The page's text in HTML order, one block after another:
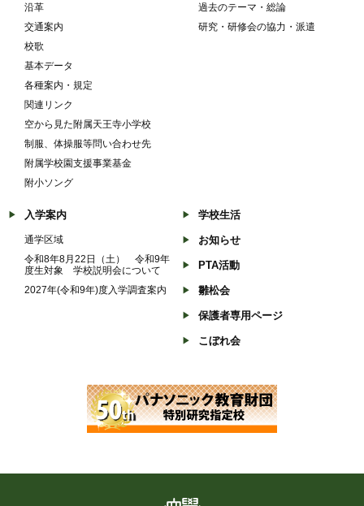
沿革
交通案内
校歌
基本データ
各種案内・規定
関連リンク
空から見た附属天王寺小学校
制服、体操服等問い合わせ先
附属学校園支援事業基金
附小ソング
過去のテーマ・総論
研究・研修会の協力・派遣
入学案内
通学区域
令和8年8月22日（土） 令和9年
度生対象 学校説明会について
2027年(令和9年)度入学調査案内
学校生活
お知らせ
PTA活動
雛松会
保護者専用ページ
こぼれ会